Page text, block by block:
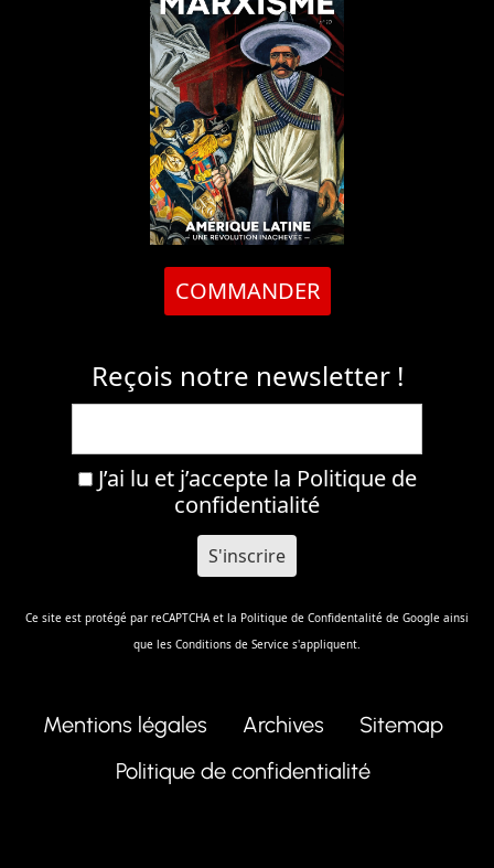
COMMANDER
Reçois notre newsletter !
J’ai lu et j’accepte la Politique de
confidentialité
Ce site est protégé par reCAPTCHA et la Politique de Confidentalité de Google ainsi
que les Conditions de Service s'appliquent.
Mentions légales Archives
Sitemap
Politique de confidentialité